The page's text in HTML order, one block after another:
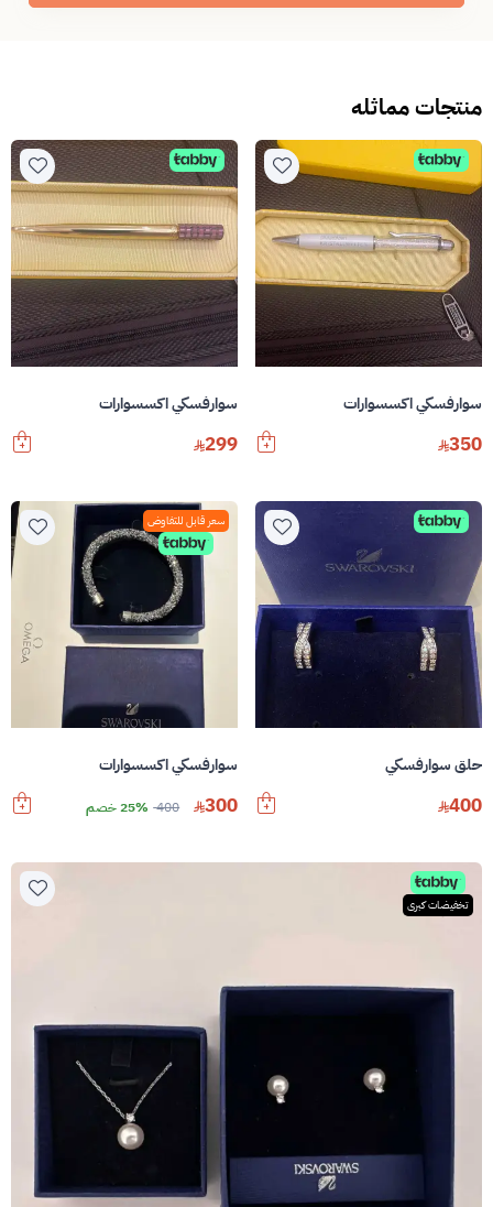
منتجات مماثله
سوارفسكي اكسسوارات
350
سوارفسكي اكسسوارات
299
حلق سوارفسكي
400
سعر قابل للتفاوض
سوارفسكي اكسسوارات
300
400 25% خصم
تخفيضات كبرى